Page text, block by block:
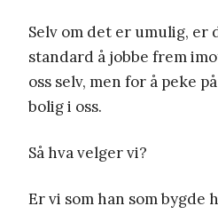
Selv om det er umulig, er
standard å jobbe frem
oss selv, men for å peke
bolig i oss.
Så hva velger vi?
Er vi som han som bygde